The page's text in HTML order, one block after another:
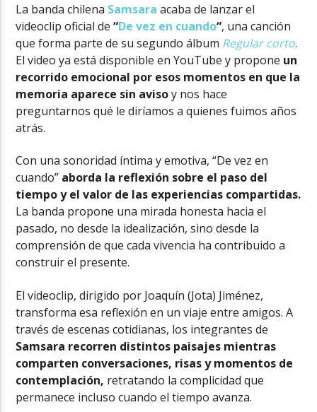
La banda chilena Samsara acaba de lanzar el
videoclip oficial de“De vez en cuando“, una canción
que forma parte de su segundo álbum Regular corto.
El video ya está disponible en YouTube y propone un
recorrido emocional por esos momentos en que la
memoria aparece sin avisoy nos hace
preguntarnos qué le diríamos a quienes fuimos años
atrás.
Con una sonoridad íntima y emotiva, “De vez en
cuando” aborda la reflexión sobre el paso del
tiempo y el valor de las experiencias compartidas.
La banda propone una mirada honesta hacia el
pasado, no desde la idealización, sino desde la
comprensión de que cada vivencia ha contribuido a
construir el presente.
El videoclip, dirigido por Joaquín (Jota) Jiménez,
transforma esa reflexión en un viaje entre amigos. A
través de escenas cotidianas, los integrantes de
Samsara recorren distintos paisajes mientras
comparten conversaciones, risas y momentos de
contemplación, retratando la complicidad que
permanece incluso cuando el tiempo avanza.